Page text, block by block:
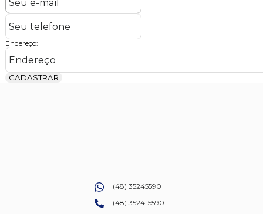
Endereço:
CADASTRAR
(48) 35245590
(48) 3524-5590